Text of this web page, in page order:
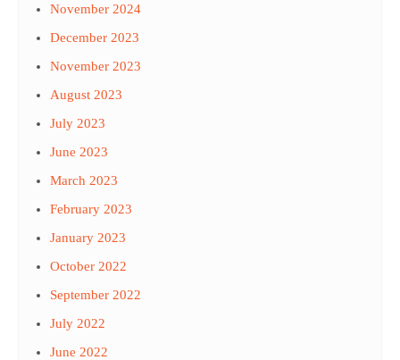
November 2024
December 2023
November 2023
August 2023
July 2023
June 2023
March 2023
February 2023
January 2023
October 2022
September 2022
July 2022
June 2022